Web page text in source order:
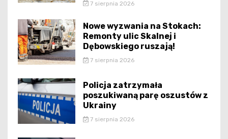
7 sierpnia 2026
Nowe wyzwania na Stokach:
Remonty ulic Skalnej i
Dębowskiego ruszają!
7 sierpnia 2026
Policja zatrzymała
poszukiwaną parę oszustów z
Ukrainy
7 sierpnia 2026